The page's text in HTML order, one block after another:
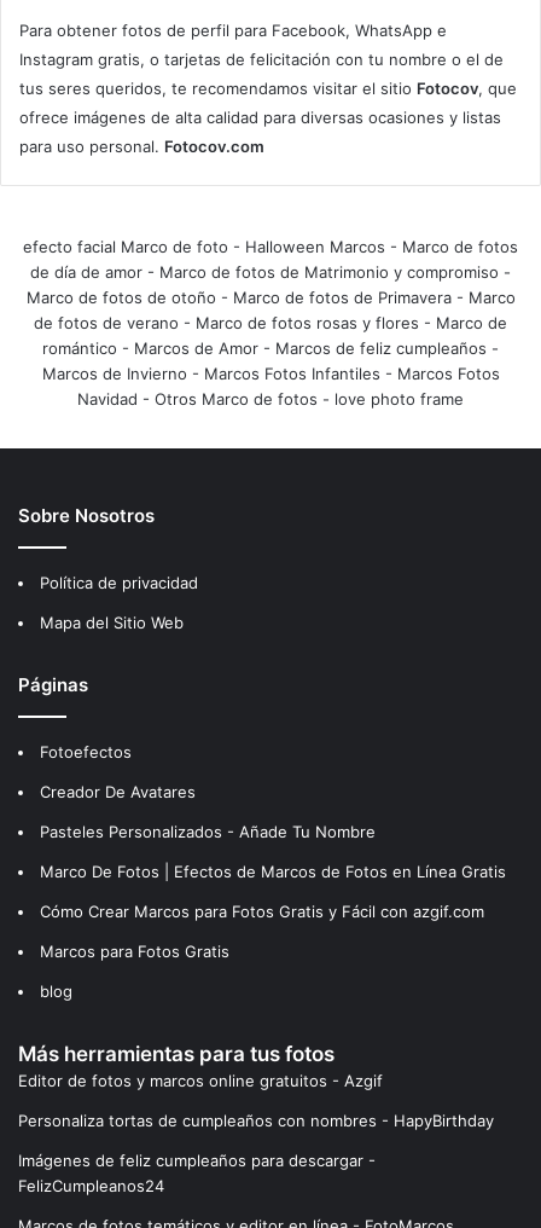
Para obtener fotos de perfil para Facebook, WhatsApp e
Instagram gratis, o tarjetas de felicitación con tu nombre o el de
tus seres queridos, te recomendamos visitar el sitio Fotocov, que
ofrece imágenes de alta calidad para diversas ocasiones y listas
para uso personal. Fotocov.com
efecto facial Marco de foto - Halloween Marcos - Marco de fotos
de día de amor - Marco de fotos de Matrimonio y compromiso -
Marco de fotos de otoño - Marco de fotos de Primavera- Marco
de fotos de verano - Marco de fotos rosas y flores - Marco de
romántico - Marcos de Amor - Marcos de feliz cumpleaños -
Marcos de Invierno - Marcos Fotos Infantiles - Marcos Fotos
Navidad - Otros Marco de fotos - love photo frame
Sobre Nosotros
Política de privacidad
Mapa del Sitio Web
Páginas
Fotoefectos
Creador De Avatares
Pasteles Personalizados - Añade Tu Nombre
Marco De Fotos | Efectos de Marcos de Fotos en Línea Gratis
Cómo Crear Marcos para Fotos Gratis y Fácil con azgif.com
Marcos para Fotos Gratis
blog
Más herramientas para tus fotos
Editor de fotos y marcos online gratuitos - Azgif
Personaliza tortas de cumpleaños con nombres - HapyBirthday
Imágenes de feliz cumpleaños para descargar -
FelizCumpleanos24